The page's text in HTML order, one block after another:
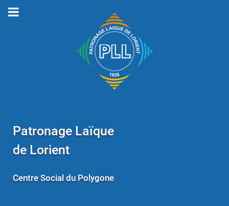
Patronage Laïque
de Lorient
Centre Social du Polygone